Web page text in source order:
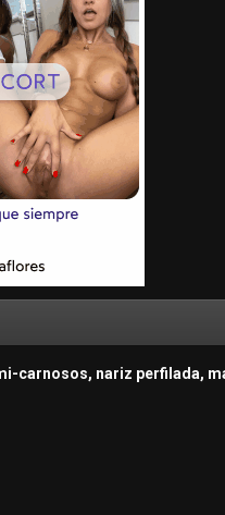
carnosos, nariz perfilada,